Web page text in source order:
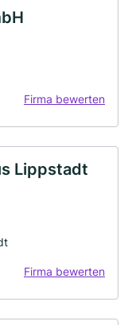
Firma bewerten
Lippstadt
Firma bewerten